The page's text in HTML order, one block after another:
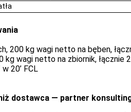
200 kg wagi netto na bęben,
kg wagi netto na zbiornik, łącznie
20’ FCL
dostawca — partner